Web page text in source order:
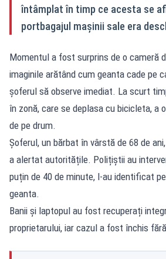
întâmplat în timp ce acesta se
portbagajul mașinii sale era
Momentul a fost surprins de o cameră
imaginile arătând cum geanta cade pe
șoferul să observe imediat. La scurt
în zonă, care se deplasa cu bicicleta, a
de pe drum.
Șoferul, un bărbat în vârstă de 68 de
a alertat autoritățile. Polițiștii au
puțin de 40 de minute, l-au identificat
geanta.
Banii și laptopul au fost recuperați
proprietarului, iar cazul a fost închis